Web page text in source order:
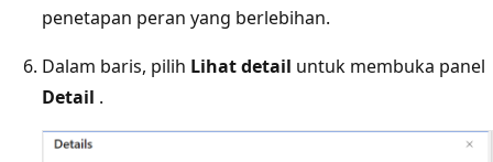
penetapan peran yang berlebihan.
Dalam baris, pilih Lihat detail untuk membuka panel
Detail .